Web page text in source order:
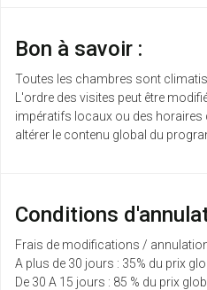
Bon à savoir :
Toutes les chambres sont
L'ordre des visites peut être
impératifs locaux ou des
altérer le contenu global du
Conditions
Frais de modifications /
A plus de 30 jours : 35% du prix
De 30 A 15 jours : 85 % du prix